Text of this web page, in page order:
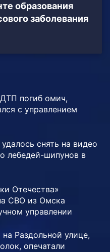
образования
заболевания
погиб омич,
с управлением
снять на видео
лебедей-шипунов в
Отечества»
СВО из Омска
управлении
Раздольной улице,
опечатали